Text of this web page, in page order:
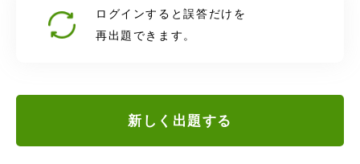
ログインすると誤答だけを
再出題できます。
新しく出題する